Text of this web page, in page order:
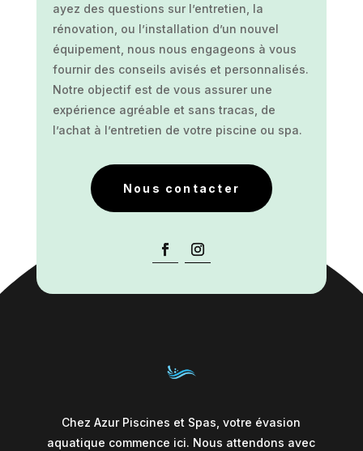
ayez des questions sur l’entretien, la
rénovation, ou l’installation d’un nouvel
équipement, nous nous engageons à vous
fournir des conseils avisés et personnalisés.
Notre objectif est de vous assurer une
expérience agréable et sans tracas, de
l’achat à l’entretien de votre piscine ou spa.
Nous contacter
Chez Azur Piscines et Spas, votre évasion
aquatique commence ici. Nous attendons avec